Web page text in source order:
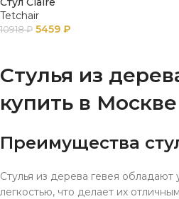
Tetchair
10918₽ 5459 ₽
Стулья из
купить в Москве
Преимущества
Стулья из дерева гевея
легкостью, что делает их